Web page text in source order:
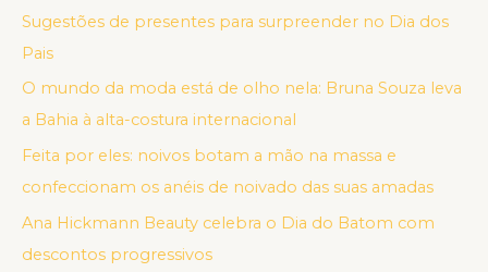
Sugestões de presentes para surpreender no Dia dos
Pais
O mundo da moda está de olho nela: Bruna Souza leva
a Bahia à alta-costura internacional
Feita por eles: noivos botam a mão na massa e
confeccionam os anéis de noivado das suas amadas
Ana Hickmann Beauty celebra o Dia do Batom com
descontos progressivos